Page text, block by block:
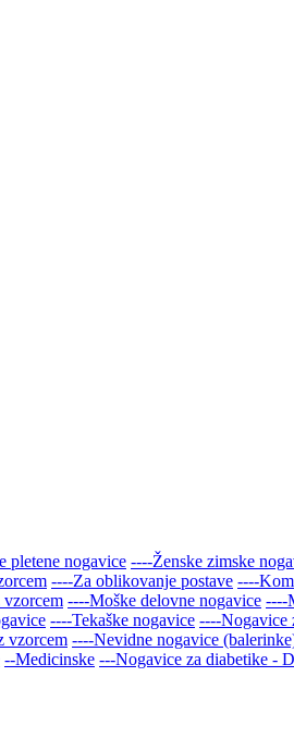
pletene nogavice ----Ženske zimske
----Za oblikovanje postave ----
----Moške delovne nogavice ----
----Tekaške nogavice ----Nogavice
vzorcem ----Nevidne nogavice
--Medicinske ---Nogavice za diabetike -